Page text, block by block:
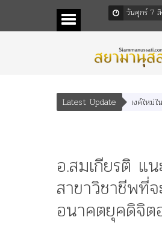
วันศุกร์ 7
Latest Update
ร” และ “เทพีรัฐธรรมนูญ” เทพองค์ใหม่ใน “ศิลปะ
อ.สมเกียรติ แ
สาขาวิชาชีพที่
อนาคตยุคดิจิต